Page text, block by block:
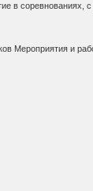
в соревнованиях, с
Мероприятия и